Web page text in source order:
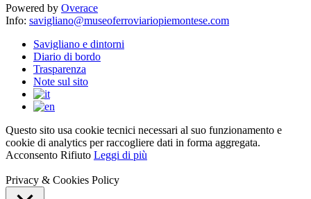
Powered by Overace
Info: savigliano@museoferroviariopiemontese.com
Savigliano e dintorni
Diario di bordo
Trasparenza
Note sul sito
Questo sito usa cookie tecnici necessari al suo funzionamento e
cookie di analytics per raccogliere dati in forma aggregata.
Acconsento Rifiuto Leggi di più
Privacy & Cookies Policy